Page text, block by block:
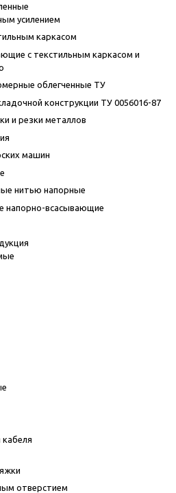
усилением
каркасом
с текстильным каркасом и
облегченные ТУ
конструкции ТУ 0056016-87
и резки металлов
машин
нитью напорные
напорно-всасывающие
отверстием